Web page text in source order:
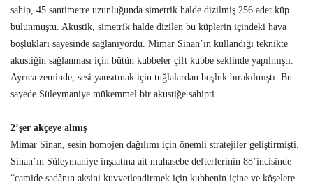
sahip, 45 santimetre uzunluğunda simetrik halde dizilmiş 256 adet küp
bulunmuştu. Akustik, simetrik halde dizilen bu küplerin içindeki hava
boşlukları sayesinde sağlanıyordu. Mimar Sinan’ın kullandığı teknikte
akustiğin sağlanması için bütün kubbeler çift kubbe seklinde yapılmıştı.
Ayrıca zeminde, sesi yansıtmak için tuğlalardan boşluk bırakılmıştı. Bu
sayede Süleymaniye mükemmel bir akustiğe sahipti.
2’şer akçeye almış
Mimar Sinan, sesin homojen dağılımı için önemli stratejiler geliştirmişti.
Sinan’ın Süleymaniye inşaatına ait muhasebe defterlerinin 88’incisinde
“camide sadânın aksini kuvvetlendirmek için kubbenin içine ve köşelere